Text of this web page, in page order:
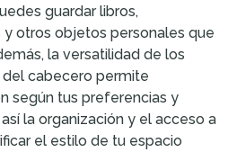
guardar libros,
otros objetos personales que
la versatilidad de los
cabecero permite
según tus preferencias y
la organización y el acceso a
el estilo de tu espacio